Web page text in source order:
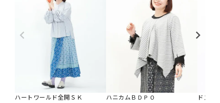
ハートワールド全開ＳＫ
ハニカムＢＤＰＯ
ドスト